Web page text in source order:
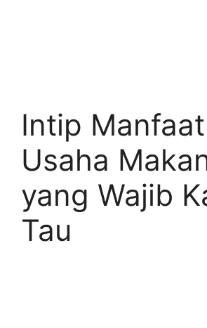
Intip Manfaat
Usaha
yang Wajib
Tau